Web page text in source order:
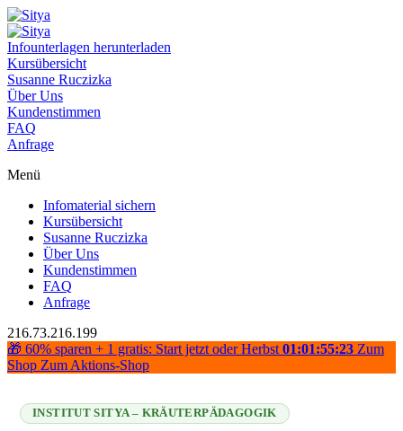
Infounterlagen herunterladen
Kursübersicht
Susanne Ruczizka
Über Uns
Kundenstimmen
FAQ
Anfrage
Menü
Infomaterial sichern
Kursübersicht
Susanne Ruczizka
Über Uns
Kundenstimmen
FAQ
Anfrage
216.73.216.199
🎁 60% sparen + 1 gratis: Start jetzt oder Herbst 01:01:55:23 Zum
Shop Zum Aktions-Shop
INSTITUT SITYA – KRÄUTERPÄDAGOGIK